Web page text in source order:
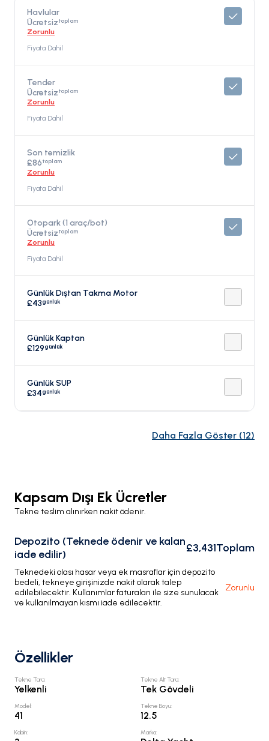
Havlular
Ücretsiztoplam
Zorunlu
Fiyata Dahil
Tender
Ücretsiztoplam
Zorunlu
Fiyata Dahil
Son temizlik
£86toplam
Zorunlu
Fiyata Dahil
Otopark (1 araç/bot)
Ücretsiztoplam
Zorunlu
Fiyata Dahil
Günlük Dıştan Takma Motor
£43günlük
Günlük Kaptan
£129günlük
Günlük SUP
£34günlük
Daha Fazla Göster (12)
Kapsam Dışı Ek Ücretler
Tekne teslim alınırken nakit ödenir.
Depozito (Teknede ödenir ve kalan
iade edilir)
£3,431Toplam
Teknedeki olası hasar veya ek masraflar için depozito
bedeli, tekneye girişinizde nakit olarak talep
edilebilecektir. Kullanımlar faturaları ile size sunulacak
ve kullanılmayan kısmı iade edilecektir.
Zorunlu
Özellikler
Tekne Türü:
Yelkenli
Tekne Alt Türü:
Tek Gövdeli
Model:
41
Tekne Boyu:
12.5
Kabin: Marka: